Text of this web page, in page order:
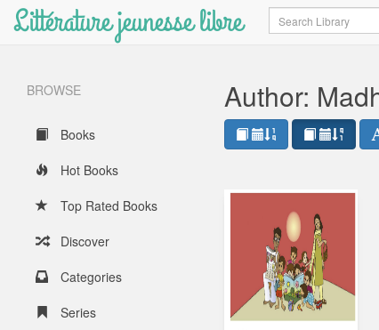
Littérature jeunesse libre Search
BROWSE
Books
Hot Books
Top Rated Books
Discover
Categories
Series
Author: